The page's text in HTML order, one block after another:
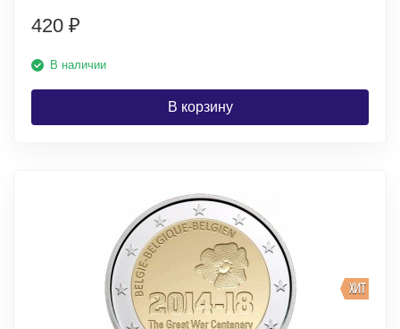
420 ₽
В наличии
В корзину
ХИТ